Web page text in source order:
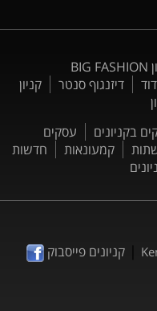
קניון BIG FASHION
דיזנגוף סנטר
קניון
בקניונים
עסקים
קמעונאות
חדשות
|קניונים פייסבוק